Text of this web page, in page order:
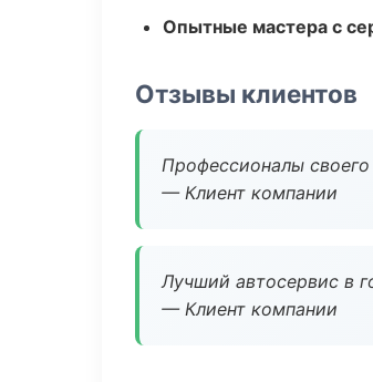
Опытные мастера с
Отзывы клиентов
Профессионалы
— Клиент компании
Лучший автосервис в
— Клиент компании